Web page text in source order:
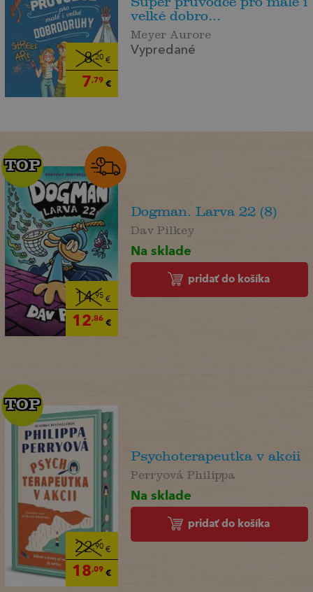
8,20€
7,79€
velké dobro...
Meyer Aurore
Vypredané
14,95€
12,86€
TOP
TOP
Dogman. Larva 22 (8)
Dav Pilkey
Na sklade
pridať do košíka
22,90€
18,09€
TOP
TOP
Psychoterapeutka v akcii
Perryová Philippa
Na sklade
pridať do košíka